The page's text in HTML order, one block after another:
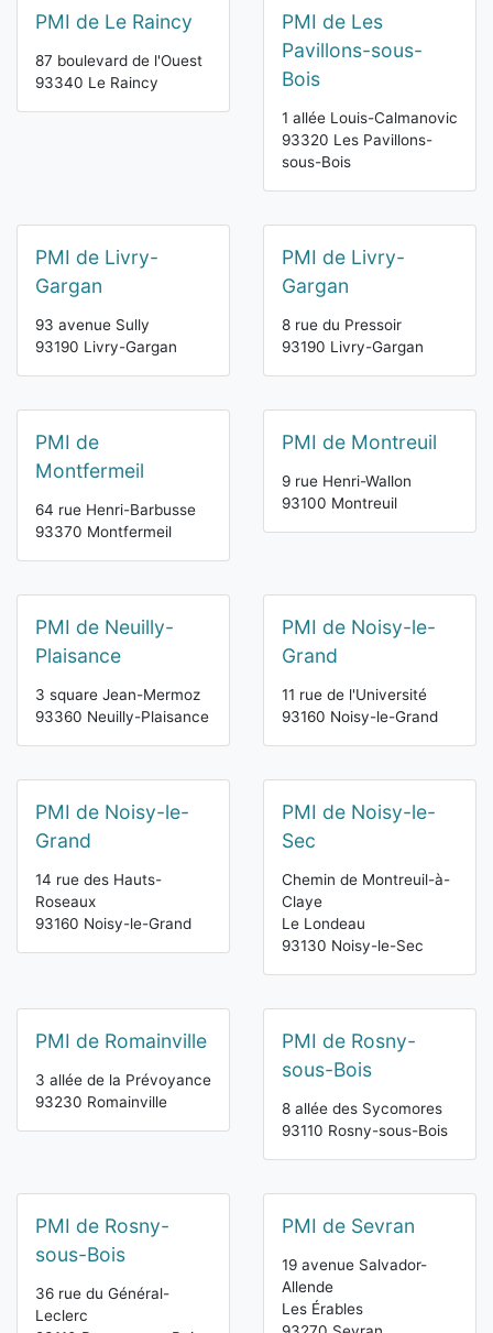
PMI de Le Raincy
87 boulevard de l'Ouest
93340 Le Raincy
PMI de Les
Pavillons-sous-
Bois
1 allée Louis-Calmanovic
93320 Les Pavillons-
sous-Bois
PMI de Livry-
Gargan
93 avenue Sully
93190 Livry-Gargan
PMI de Livry-
Gargan
8 rue du Pressoir
93190 Livry-Gargan
PMI de
Montfermeil
64 rue Henri-Barbusse
93370 Montfermeil
PMI de Montreuil
9 rue Henri-Wallon
93100 Montreuil
PMI de Neuilly-
Plaisance
3 square Jean-Mermoz
93360 Neuilly-Plaisance
PMI de Noisy-le-
Grand
11 rue de l'Université
93160 Noisy-le-Grand
PMI de Noisy-le-
Grand
14 rue des Hauts-
Roseaux
93160 Noisy-le-Grand
PMI de Noisy-le-
Sec
Chemin de Montreuil-à-
Claye
Le Londeau
93130 Noisy-le-Sec
PMI de Romainville
3 allée de la Prévoyance
93230 Romainville
PMI de Rosny-
sous-Bois
8 allée des Sycomores
93110 Rosny-sous-Bois
PMI de Rosny-
sous-Bois
36 rue du Général-
Leclerc
PMI de Sevran
19 avenue Salvador-
Allende
Les Érables